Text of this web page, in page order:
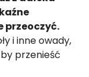
przeoczyć.
i inne owady,
przenieść